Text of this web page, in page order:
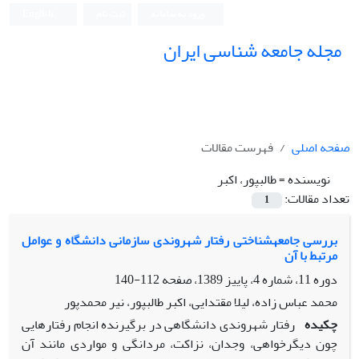
مجله جامعه شناسی ایران
صفحه اصلی
فهرست مقالات
نویسنده =طالبپور، اکبر
تعداد مقالات:
1
بررسى جامعهشناختى رفتار شهروندى سازمانى دانشگاه و عوامل
مرتبط با آن
دوره 11، شماره 4، پاییز 1389، صفحه
112-140
محمد عباس زاده، لیلا مقتدایى، اکبر طالبپور، نیر محمدپور
چکیده رفتار شهروندى دانشگاهى در برگیرنده انجام رفتارهایى
چون دیگرخواهى، وجدان، نزاکت، مردانگى و مواردى مانند آن